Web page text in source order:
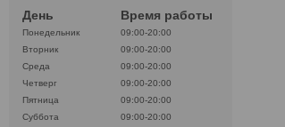
День
Время работы
Понедельник
09:00-20:00
Вторник
09:00-20:00
Среда
09:00-20:00
Четверг
09:00-20:00
Пятница
09:00-20:00
Суббота
09:00-20:00